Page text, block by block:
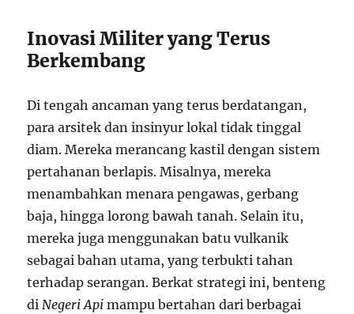
Inovasi Militer yang Terus
Berkembang
Di tengah ancaman yang terus berdatangan,
para arsitek dan insinyur lokal tidak tinggal
diam. Mereka merancang kastil dengan sistem
pertahanan berlapis. Misalnya, mereka
menambahkan menara pengawas, gerbang
baja, hingga lorong bawah tanah. Selain itu,
mereka juga menggunakan batu vulkanik
sebagai bahan utama, yang terbukti tahan
terhadap serangan. Berkat strategi ini, benteng
diNegeri Api mampu bertahan dari berbagai